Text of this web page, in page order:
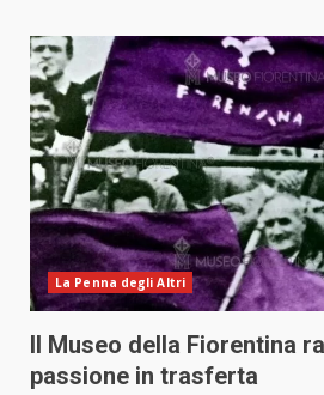
La Penna degli Altri
Il Museo della Fiorentina
passione in trasferta